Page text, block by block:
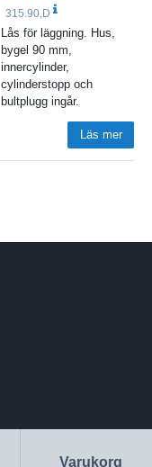
Varukorg
315.90,D
Lås för läggning. Hus,
bygel 90 mm,
innercylinder,
cylinderstopp och
bultplugg ingår.
Läs mer